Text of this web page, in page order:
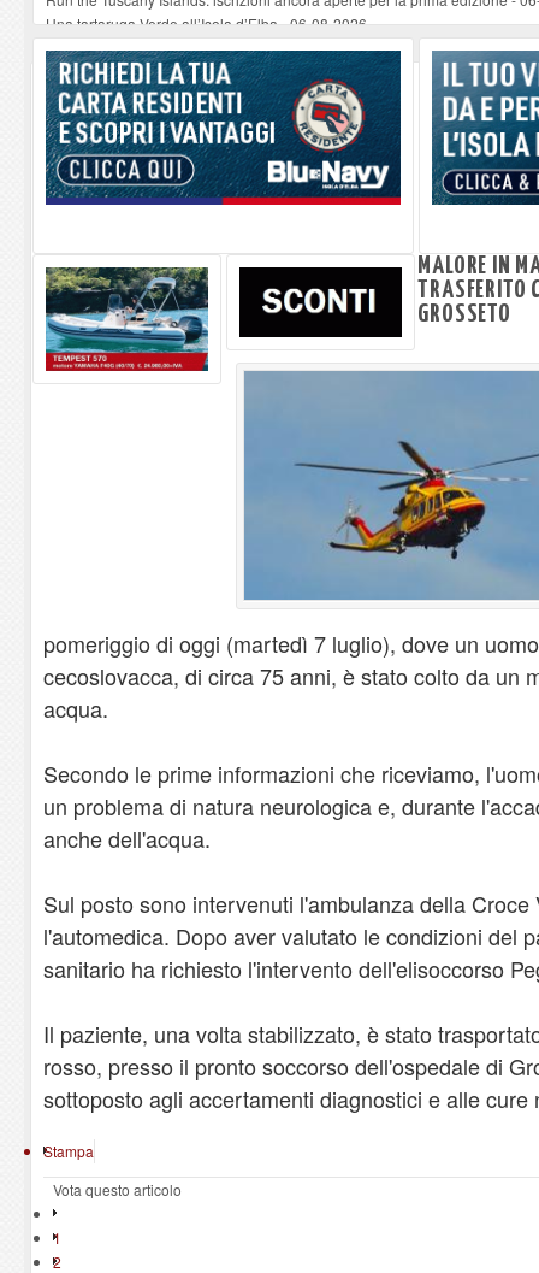
Una tartaruga Verde all’Isola d’Elba-06-08-2026
Furgone in fiamme a Capoliveri, illeso il conducente-06-08-2026
Campo: chiusura della biblioteca comunale in occasione del Santo Patrono
A Carpani si apre la Festa di Liberazione: il programma della prima serata-
MALORE IN
TRASFERITO
GROSSETO
pomeriggio di oggi (martedì 7 luglio), dove un
cecoslovacca, di circa 75 anni, è stato colto da un
acqua.
Secondo le prime informazioni che riceviamo,
un problema di natura neurologica e, durante
anche dell'acqua.
Sul posto sono intervenuti l'ambulanza della
l'automedica. Dopo aver valutato le condizioni del
sanitario ha richiesto l'intervento dell'elisoccorso
Il paziente, una volta stabilizzato, è stato
rosso, presso il pronto soccorso dell'ospedale di
sottoposto agli accertamenti diagnostici e alle cure
Stampa
Vota questo articolo
1
2